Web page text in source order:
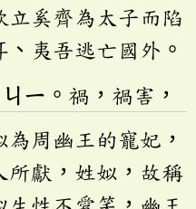
立奚齊為太子而陷
夷吾逃亡國外。
ㄐㄧ 。禍，禍害，
周幽王的寵妃，
所獻，姓姒，故稱